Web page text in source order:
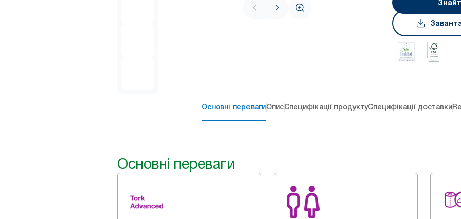
Основні перевагиОписСпецифікації продуктуСпецифікації доставки
Основні переваги